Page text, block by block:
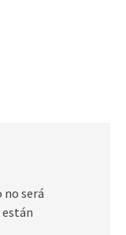
no será
están